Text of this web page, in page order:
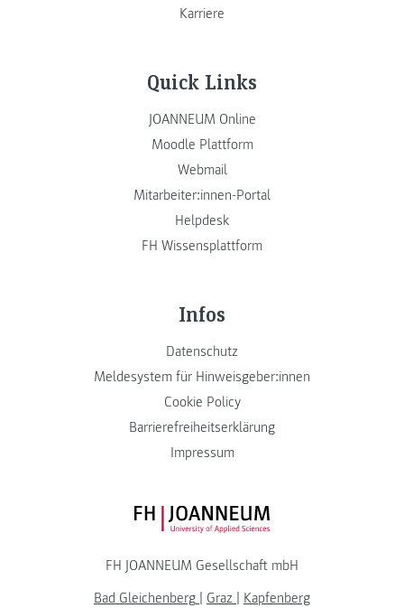
Karriere
Quick Links
JOANNEUM Online
Moodle Plattform
Webmail
Mitarbeiter:innen-Portal
Helpdesk
FH Wissensplattform
Infos
Datenschutz
Meldesystem für Hinweisgeber:innen
Cookie Policy
Barrierefreiheitserklärung
Impressum
FH JOANNEUM Logo
FH JOANNEUM Gesellschaft mbH
Bad Gleichenberg | Graz | Kapfenberg